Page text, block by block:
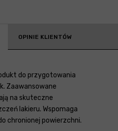
OPINIE KLIENTÓW
do przygotowania
Zaawansowane
na skuteczne
lakieru. Wspomaga
chronionej powierzchni.